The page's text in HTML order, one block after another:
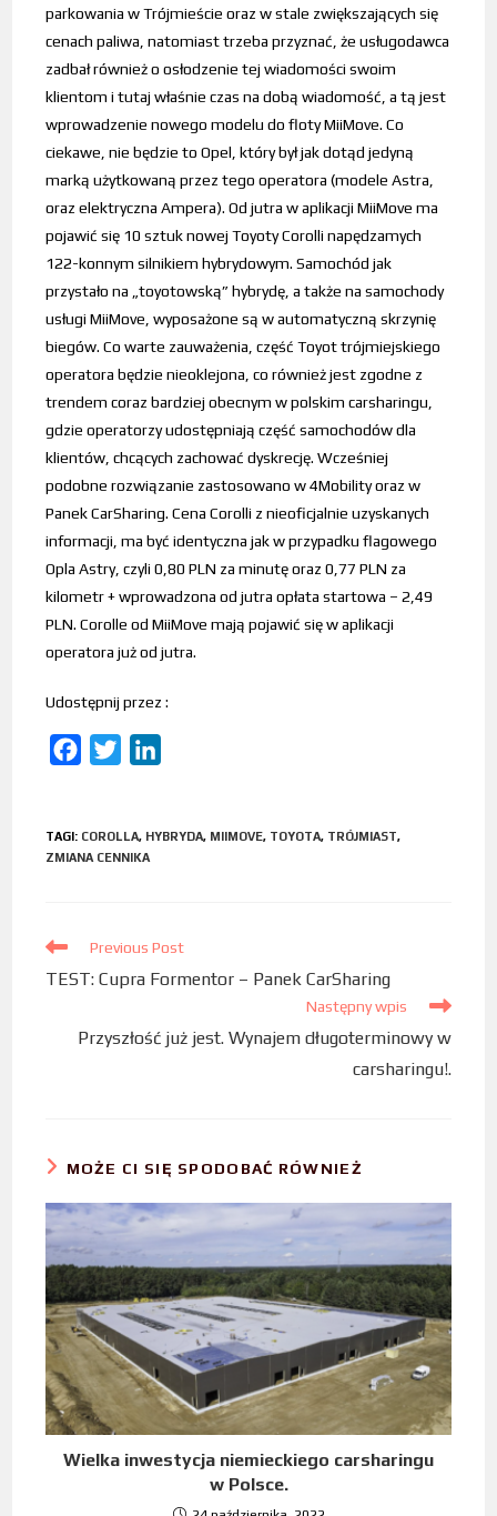
parkowania w Trójmieście oraz w stale zwiększających się
cenach paliwa, natomiast trzeba przyznać, że usługodawca
zadbał również o osłodzenie tej wiadomości swoim
klientom i tutaj właśnie czas na dobą wiadomość, a tą jest
wprowadzenie nowego modelu do floty MiiMove. Co
ciekawe, nie będzie to Opel, który był jak dotąd jedyną
marką użytkowaną przez tego operatora (modele Astra,
oraz elektryczna Ampera). Od jutra w aplikacji MiiMove ma
pojawić się 10 sztuk nowej Toyoty Corolli napędzamych
122-konnym silnikiem hybrydowym. Samochód jak
przystało na „toyotowską” hybrydę, a także na samochody
usługi MiiMove, wyposażone są w automatyczną skrzynię
biegów. Co warte zauważenia, część Toyot trójmiejskiego
operatora będzie nieoklejona, co również jest zgodne z
trendem coraz bardziej obecnym w polskim carsharingu,
gdzie operatorzy udostępniają część samochodów dla
klientów, chcących zachować dyskrecję. Wcześniej
podobne rozwiązanie zastosowano w 4Mobility oraz w
Panek CarSharing. Cena Corolli z nieoficjalnie uzyskanych
informacji, ma być identyczna jak w przypadku flagowego
Opla Astry, czyli 0,80 PLN za minutę oraz 0,77 PLN za
kilometr + wprowadzona od jutra opłata startowa – 2,49
PLN. Corolle od MiiMove mają pojawić się w aplikacji
operatora już od jutra.
Udostępnij przez :
e
t
k
TAGI: COROLLA, HYBRYDA, MIIMOVE, TOYOTA, TRÓJMIAST,
ZMIANA CENNIKA
Previous Post
TEST: Cupra Formentor – Panek CarSharing
Następny wpis
Przyszłość już jest. Wynajem długoterminowy w
carsharingu!.
MOŻE CI SIĘ SPODOBAĆ RÓWNIEŻ
Wielka inwestycja niemieckiego carsharingu
w Polsce.